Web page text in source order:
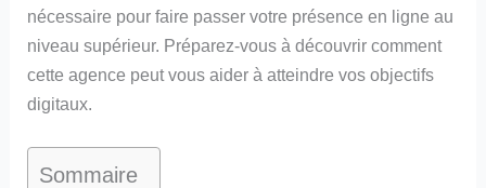
nécessaire pour faire passer votre présence en ligne au
niveau supérieur. Préparez-vous à découvrir comment
cette agence peut vous aider à atteindre vos objectifs
digitaux.
Sommaire